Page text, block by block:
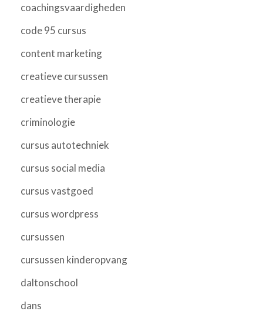
coachingsvaardigheden
code 95 cursus
content marketing
creatieve cursussen
creatieve therapie
criminologie
cursus autotechniek
cursus social media
cursus vastgoed
cursus wordpress
cursussen
cursussen kinderopvang
daltonschool
dans